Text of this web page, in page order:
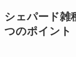
シェパード雑
つのポイント